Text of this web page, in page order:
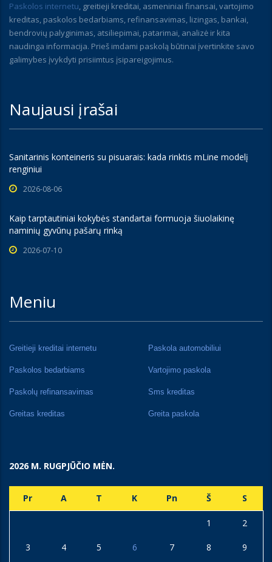
Paskolos internetu, greitieji kreditai, asmeniniai finansai, vartojimo
kreditas, paskolos bedarbiams, refinansavimas, lizingas, bankai,
bendrovių palyginimas, atsiliepimai, patarimai, analizė ir kita
naudinga informacija. Prieš imdami paskolą būtinai įvertinkite savo
galimybes įvykdyti prisiimtus įsipareigojimus.
Naujausi įrašai
Sanitarinis konteineris su pisuarais: kada rinktis mLine modelį
renginiui
2026-08-06
Kaip tarptautiniai kokybės standartai formuoja šiuolaikinę
naminių gyvūnų pašarų rinką
2026-07-10
Meniu
Greitieji kreditai internetu Paskola automobiliui
Paskolos bedarbiams Vartojimo paskola
Paskolų refinansavimas Sms kreditas
Greitas kreditas Greita paskola
2026 M. RUGPJŪČIO MĖN.
Pr A T K Pn Š S
1 2
3 4 5 6 7 8 9